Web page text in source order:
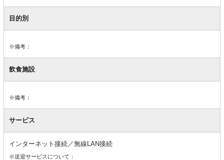
目的別
※備考：
飲食施設
※備考：
サービス
インターネット接続／無線LAN接続
※送迎サービスについて：